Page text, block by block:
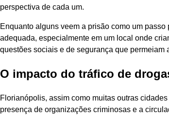
perspectiva de cada um.
Enquanto alguns veem a prisão como um
adequada, especialmente em um local onde
questões sociais e de segurança que
O impacto do tráfico de
Florianópolis, assim como muitas outras
presença de organizações criminosas e a